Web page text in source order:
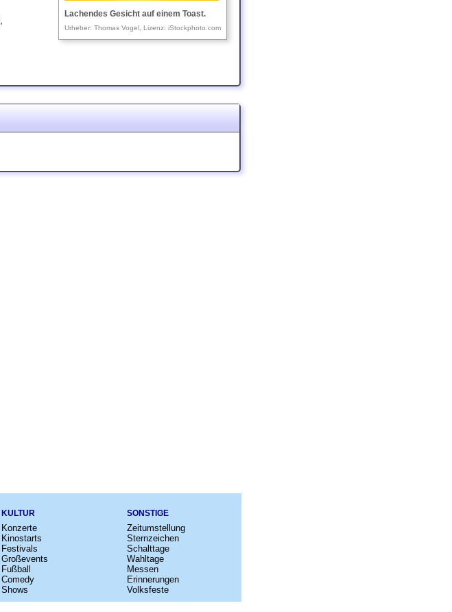
Lachendes Gesicht auf einem Toast.
Urheber: Thomas Vogel, Lizenz: iStockphoto.com
KULTUR
Konzerte
Kinostarts
Festivals
Großevents
Fußball
Comedy
Shows
SONSTIGE
Zeitumstellung
Sternzeichen
Schalttage
Wahltage
Messen
Erinnerungen
Volksfeste